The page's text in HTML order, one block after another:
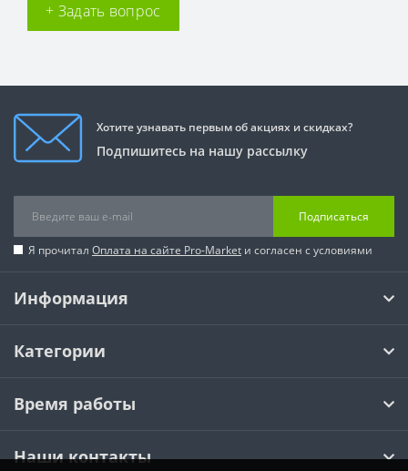
+ Задать вопрос
Хотите узнавать первым об акциях и скидках?
Подпишитесь на нашу рассылку
Подписаться
Я прочитал Оплата на сайте Pro-Market и согласен с условиями
Информация
Категории
Время работы
Наши контакты